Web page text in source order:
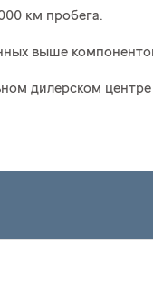
км пробега.
выше
дилерском центре